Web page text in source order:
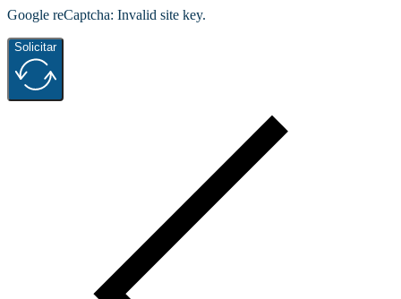
Google reCaptcha: Invalid site key.
Solicitar